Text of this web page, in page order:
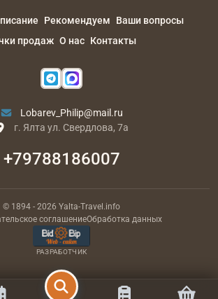
Рекомендуем
Ваши вопросы
продаж О нас Контакты
Lobarev_Philip@mail.ru
г. Ялта ул. Свердлова, 7а
+79788186007
© 1894 - 2026 Yalta-Travel.info
соглашениеОбработка данных
РАЗРАБОТЧИК